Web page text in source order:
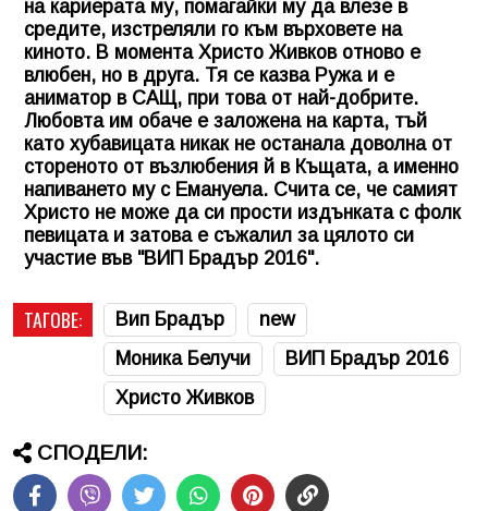
на кариерата му, помагайки му да влезе в
средите, изстреляли го към върховете на
киното. В момента Христо Живков отново е
влюбен, но в друга. Тя се казва Ружа и е
аниматор в САЩ, при това от най-добрите.
Любовта им обаче е заложена на карта, тъй
като хубавицата никак не останала доволна от
стореното от възлюбения й в Къщата, а именно
напиването му с Емануела. Счита се, че самият
Христо не може да си прости издънката с фолк
певицата и затова е съжалил за цялото си
участие във "ВИП Брадър 2016".
ТАГОВЕ: Вип Брадър
new
Моника Белучи
ВИП Брадър 2016
Христо Живков
СПОДЕЛИ: